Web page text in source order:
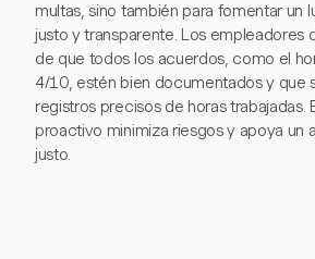
multas, sino también para fomentar un
justo y transparente. Los empleadores
de que todos los acuerdos, como el
4/10, estén bien documentados y que
registros precisos de horas trabajadas.
proactivo minimiza riesgos y apoya un
justo.